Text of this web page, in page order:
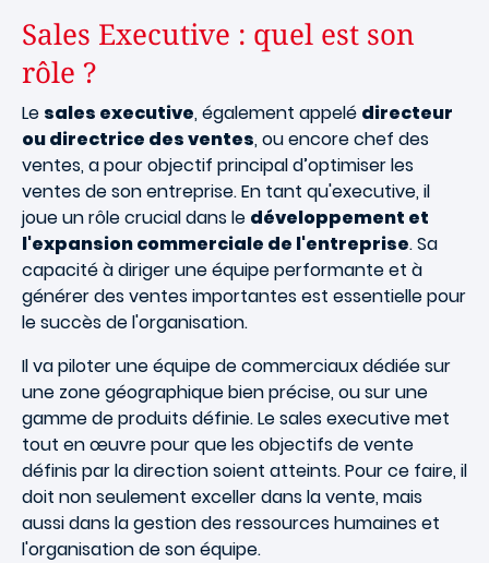
Sales Executive : quel est son
rôle ?
Le sales executive, également appelé directeur
ou directrice des ventes, ou encore chef des
ventes, a pour objectif principal d’optimiser les
ventes de son entreprise. En tant qu'executive, il
joue un rôle crucial dans le développement et
l'expansion commerciale de l'entreprise. Sa
capacité à diriger une équipe performante et à
générer des ventes importantes est essentielle pour
le succès de l'organisation.
Il va piloter une équipe de commerciaux dédiée sur
une zone géographique bien précise, ou sur une
gamme de produits définie. Le sales executive met
tout en œuvre pour que les objectifs de vente
définis par la direction soient atteints. Pour ce faire, il
doit non seulement exceller dans la vente, mais
aussi dans la gestion des ressources humaines et
l'organisation de son équipe.